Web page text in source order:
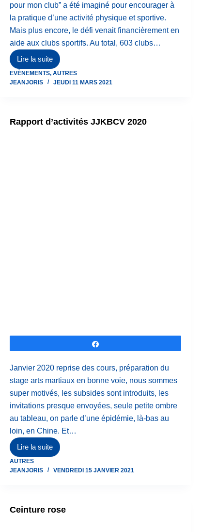
pour mon club” a été imaginé pour encourager à
la pratique d’une activité physique et sportive.
Mais plus encore, le défi venait financièrement en
aide aux clubs sportifs. Au total, 603 clubs…
Lire la suite
J’me
bouge
pour
2.0
EVÈNEMENTS, AUTRES
JEANJORIS
JEUDI 11 MARS 2021
Rapport d’activités JJKBCV 2020
Janvier 2020 reprise des cours, préparation du
stage arts martiaux en bonne voie, nous sommes
super motivés, les subsides sont introduits, les
invitations presque envoyées, seule petite ombre
au tableau, on parle d’une épidémie, là-bas au
loin, en Chine. Et…
Lire la suite
Rapport
AUTRES
JEANJORIS
VENDREDI 15 JANVIER 2021
Ceinture rose